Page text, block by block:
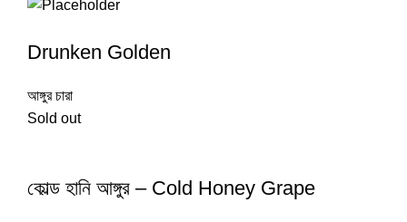
Drunken Golden
আঙ্গুর চারা
Sold out
কোল্ড হানি আঙ্গুর – Cold Honey Grape